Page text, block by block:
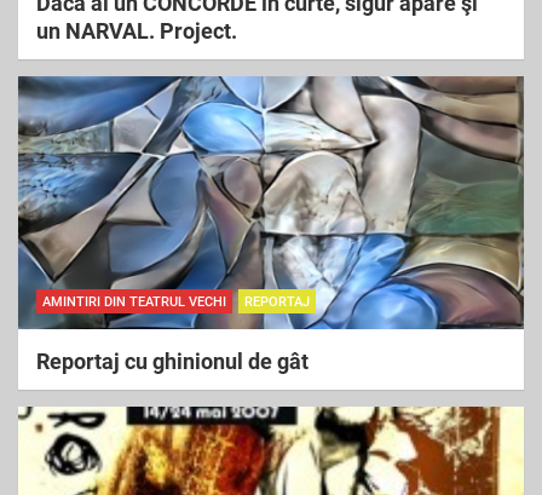
un NARVAL. Project.
AMINTIRI DIN TEATRUL VECHI REPORTAJ
Reportaj cu ghinionul de gât